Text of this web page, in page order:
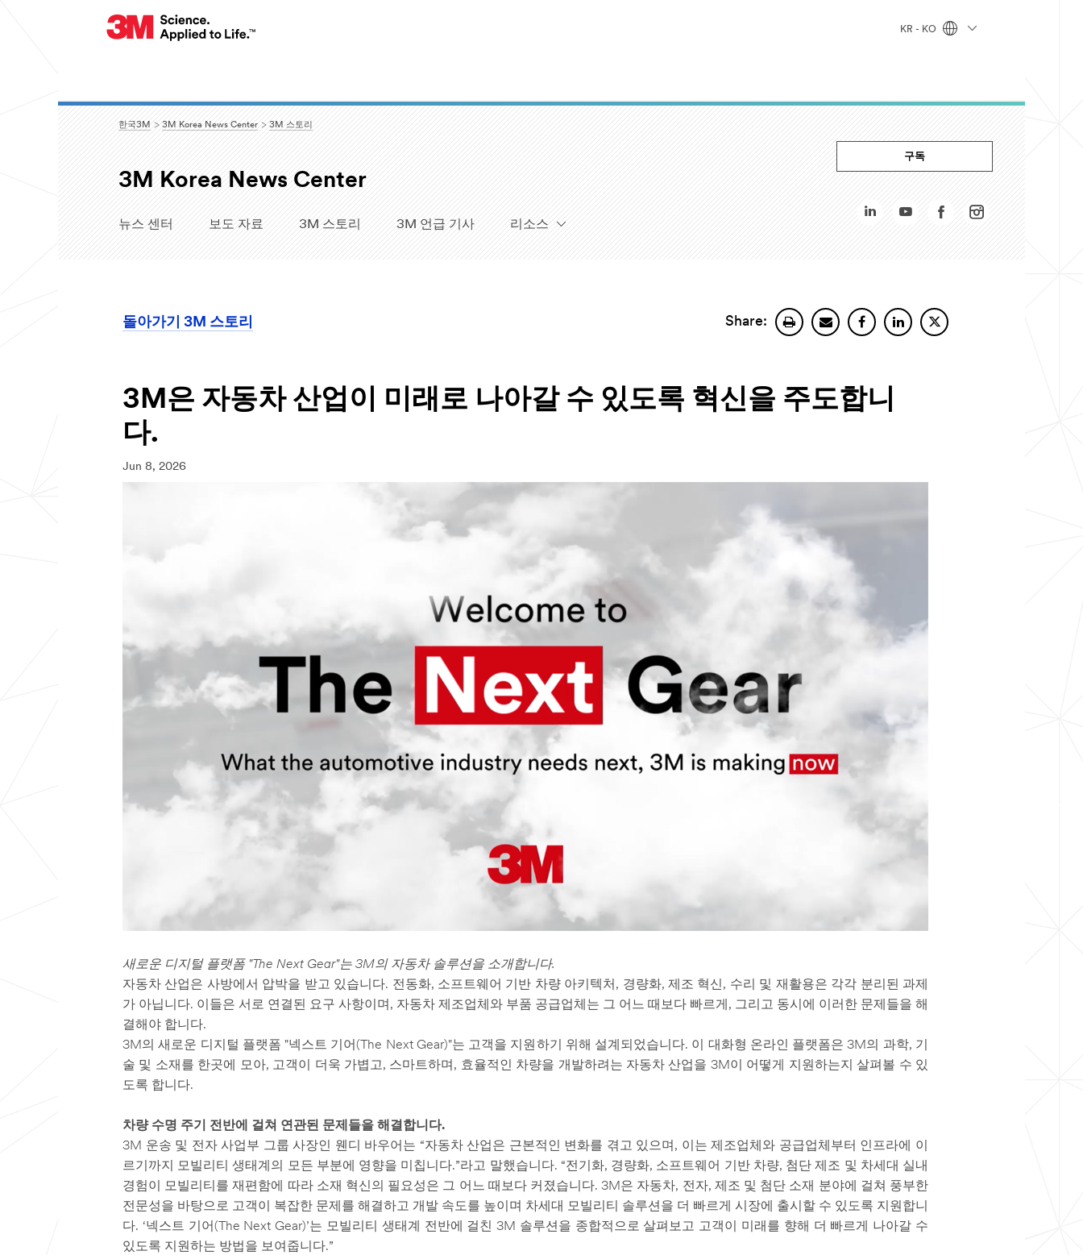
KR - KO
한국3M 3M Korea News Center 3M 스토리
3M Korea News Center
뉴스 센터 보도 자료 3M 스토리 3M 언급 기사 리소스
구독
돌아가기 3M 스토리 Share:
3M은 자동차 산업이 미래로 나아갈 수 있도록 혁신을 주도합니
다.
Jun 8, 2026
새로운 디지털 플랫폼 "The Next Gear"는 3M의 자동차 솔루션을 소개합니다.
자동차 산업은 사방에서 압박을 받고 있습니다. 전동화, 소프트웨어 기반 차량 아키텍처, 경량화, 제조 혁신, 수리 및 재활용은 각각 분리된 과제
가 아닙니다. 이들은 서로 연결된 요구 사항이며, 자동차 제조업체와 부품 공급업체는 그 어느 때보다 빠르게, 그리고 동시에 이러한 문제들을 해
결해야 합니다.
3M의 새로운 디지털 플랫폼 "넥스트 기어(The Next Gear)"는 고객을 지원하기 위해 설계되었습니다. 이 대화형 온라인 플랫폼은 3M의 과학, 기
술 및 소재를 한곳에 모아, 고객이 더욱 가볍고, 스마트하며, 효율적인 차량을 개발하려는 자동차 산업을 3M이 어떻게 지원하는지 살펴볼 수 있
도록 합니다.
차량 수명 주기 전반에 걸쳐 연관된 문제들을 해결합니다.
3M 운송 및 전자 사업부 그룹 사장인 웬디 바우어는 “자동차 산업은 근본적인 변화를 겪고 있으며, 이는 제조업체와 공급업체부터 인프라에 이
르기까지 모빌리티 생태계의 모든 부분에 영향을 미칩니다.”라고 말했습니다. “전기화, 경량화, 소프트웨어 기반 차량, 첨단 제조 및 차세대 실내
경험이 모빌리티를 재편함에 따라 소재 혁신의 필요성은 그 어느 때보다 커졌습니다. 3M은 자동차, 전자, 제조 및 첨단 소재 분야에 걸쳐 풍부한
전문성을 바탕으로 고객이 복잡한 문제를 해결하고 개발 속도를 높이며 차세대 모빌리티 솔루션을 더 빠르게 시장에 출시할 수 있도록 지원합니
다. ‘넥스트 기어(The Next Gear)’는 모빌리티 생태계 전반에 걸친 3M 솔루션을 종합적으로 살펴보고 고객이 미래를 향해 더 빠르게 나아갈 수
있도록 지원하는 방법을 보여줍니다.”